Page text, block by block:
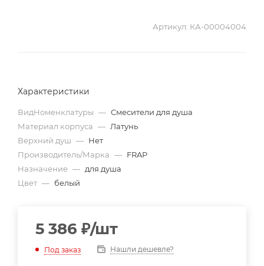
Артикул: КА-00004004
Характеристики
ВидНоменклатуры — Смесители для душа
Материал корпуса — Латунь
Верхний душ — Нет
Производитель/Марка — FRAP
Назначение — для душа
Цвет — белый
5 386 ₽/шт
Под заказ Нашли дешевле?